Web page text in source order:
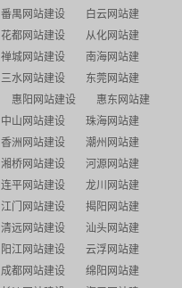
番禺网站建设
白云网站建
花都网站建设
从化网站建
禅城网站建设
南海网站建
三水网站建设
东莞网站建
惠阳网站建设
惠东网站建
中山网站建设
珠海网站建
香洲网站建设
潮州网站建
湘桥网站建设
河源网站建
连平网站建设
龙川网站建
江门网站建设
揭阳网站建
清远网站建设
汕头网站建
阳江网站建设
云浮网站建
成都网站建设
绵阳网站建